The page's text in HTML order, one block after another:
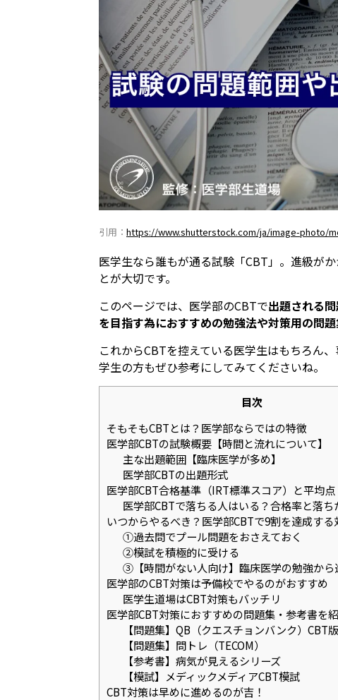
引用： https://www.shutterstock.com/ja/image-photo/
医学生なら誰もが通る試験「CBT」。進級が
とが大切です。
このページでは、医学部のCBTで出題される
を目指す為におすすめの勉強法や対策用の問
これからCBTを控えている医学生はもちろん
学生の方もぜひ参考にしてみてくださいね。
目次
そもそもCBTとは？医学部ならではの特徴
医学部CBTの試験概要【時間と流れについて】
主な出題範囲【臨床医学が多め】
医学部CBTの出題形式
医学部CBT合格基準（IRT標準スコア）と平均点
医学部CBTで落ちる人はいる？合格率と落ち
いつからやるべき？医学部CBTで9割を達成す
①過去問でプール問題をおさえておく
②模試を積極的に受ける
③【時間がない人向け】臨床医学の勉強から
医学部のCBT対策は予備校でやるのがおすすめ
医学生道場はCBT対策もバッチリ
医学部CBT対策におすすめの問題集・参考書を
【問題集】QB（クエスチョンバンク）CBT
【問題集】問トレ（TECOM）
【参考書】病気が見えるシリーズ
【模試】メディックメディアCBT模試
CBT対策は早めに進めるのが吉！